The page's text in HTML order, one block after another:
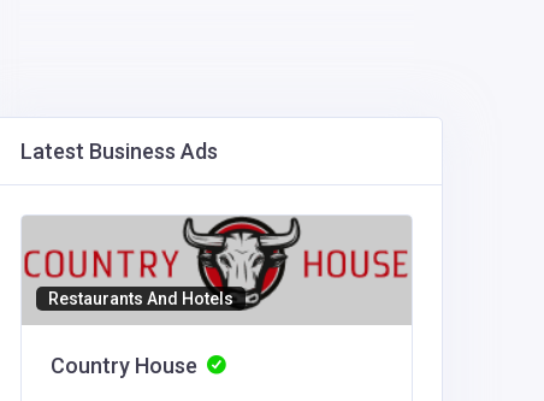
Latest Business Ads
Restaurants And Hotels
Country House